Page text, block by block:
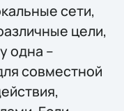
сети,
цели,
одна –
совместной